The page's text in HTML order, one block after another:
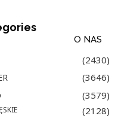
O NAS
(2430)
(3646)
(3579)
(2128)